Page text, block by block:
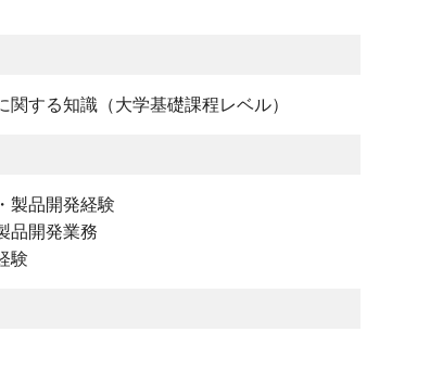
する知識（大学基礎課程レベル）
製品開発経験
品開発業務
験